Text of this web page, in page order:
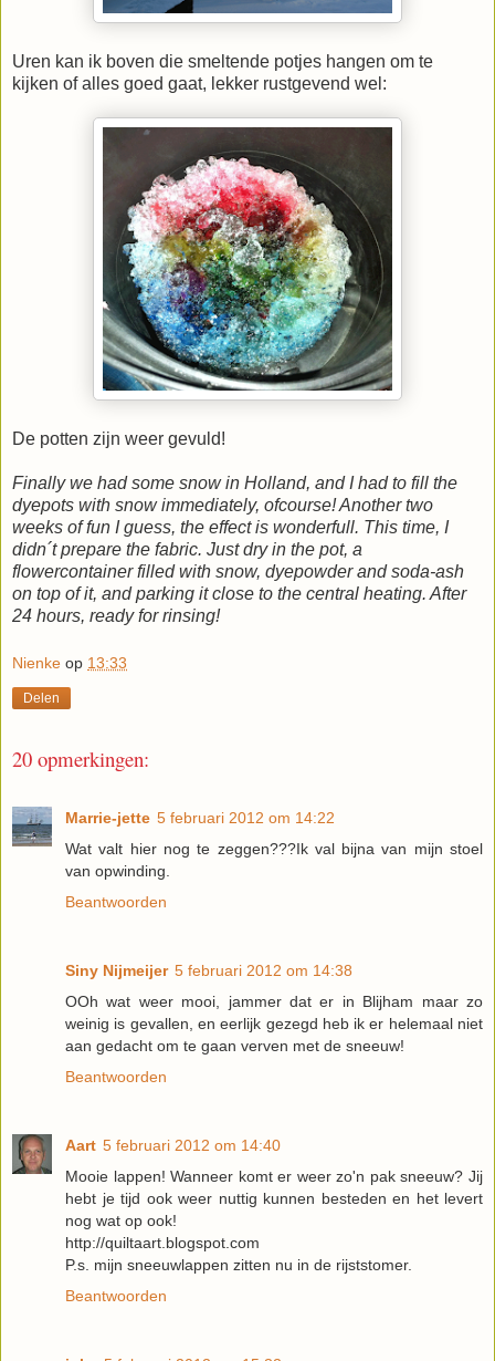
Uren kan ik boven die smeltende potjes hangen om te
kijken of alles goed gaat, lekker rustgevend wel:
De potten zijn weer gevuld!
Finally we had some snow in Holland, and I had to fill the
dyepots with snow immediately, ofcourse! Another two
weeks of fun I guess, the effect is wonderfull. This time, I
didn´t prepare the fabric. Just dry in the pot, a
flowercontainer filled with snow, dyepowder and soda-ash
on top of it, and parking it close to the central heating. After
24 hours, ready for rinsing!
Nienke op 13:33
Delen
20 opmerkingen:
Marrie-jette 5 februari 2012 om 14:22
Wat valt hier nog te zeggen???Ik val bijna van mijn stoel
van opwinding.
Beantwoorden
Siny Nijmeijer 5 februari 2012 om 14:38
OOh wat weer mooi, jammer dat er in Blijham maar zo
weinig is gevallen, en eerlijk gezegd heb ik er helemaal niet
aan gedacht om te gaan verven met de sneeuw!
Beantwoorden
Aart 5 februari 2012 om 14:40
Mooie lappen! Wanneer komt er weer zo'n pak sneeuw? Jij
hebt je tijd ook weer nuttig kunnen besteden en het levert
nog wat op ook!
http://quiltaart.blogspot.com
P.s. mijn sneeuwlappen zitten nu in de rijststomer.
Beantwoorden